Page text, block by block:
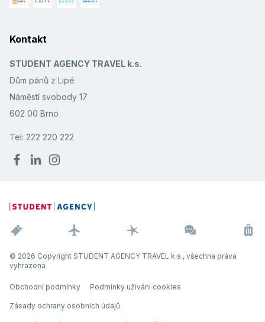
Kontakt
STUDENT AGENCY TRAVEL k.s.
Dům pánů z Lipé
Náměstí svobody 17
602 00 Brno
Tel: 222 220 222
© 2026 Copyright STUDENT AGENCY TRAVEL k.s., všechna práva
vyhrazena
Obchodní podmínky Podmínky užívání cookies
Zásady ochrany osobních údajů